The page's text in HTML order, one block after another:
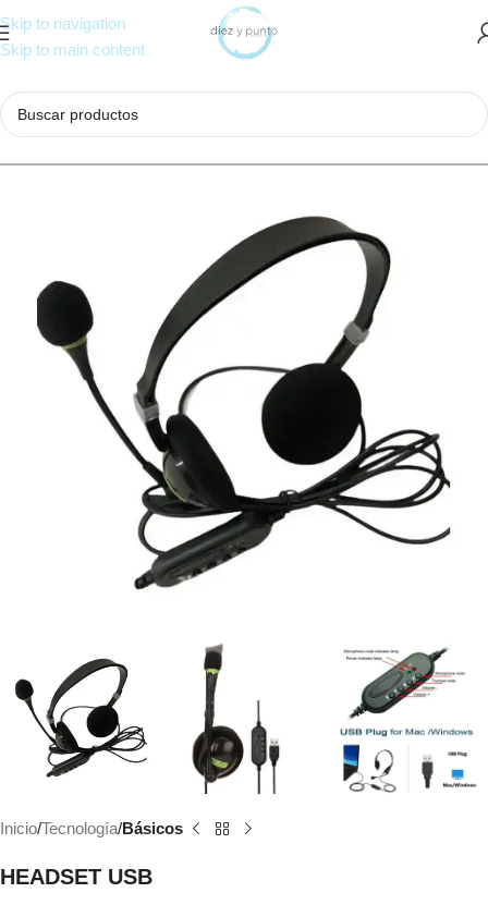
Skip to navigation
Skip to main content
Inicio Tecnología Básicos
HEADSET USB